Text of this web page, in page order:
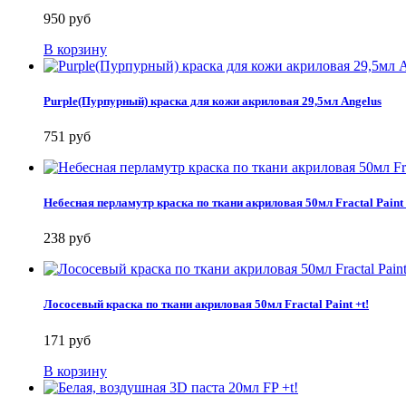
950 руб
В корзину
Purple(Пурпурный) краска для кожи акриловая 29,5мл Angelus
751 руб
Небесная перламутр краска по ткани акриловая 50мл Fractal Paint
238 руб
Лососевый краска по ткани акриловая 50мл Fractal Paint +t!
171 руб
В корзину